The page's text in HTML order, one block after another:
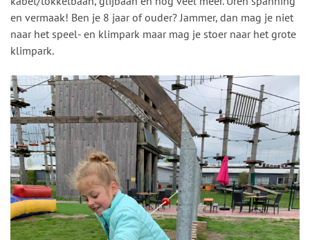
en vermaak! Ben je 8 jaar of ouder? Jammer, dan mag je niet
naar het speel- en klimpark maar mag je stoer naar het grote
klimpark.